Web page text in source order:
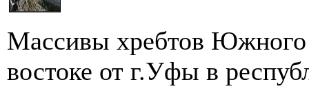
Массивы хребтов
востоке от г.Уфы в